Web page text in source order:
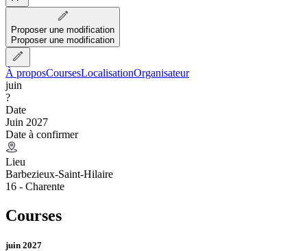
Proposer une modification
Proposer une modification
À proposCoursesLocalisationOrganisateur
juin
?
Date
Juin 2027
Date à confirmer
Lieu
Barbezieux-Saint-Hilaire
16 - Charente
Courses
juin 2027